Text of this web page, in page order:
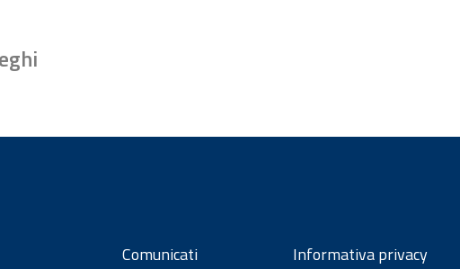
Comunicati Informativa privacy